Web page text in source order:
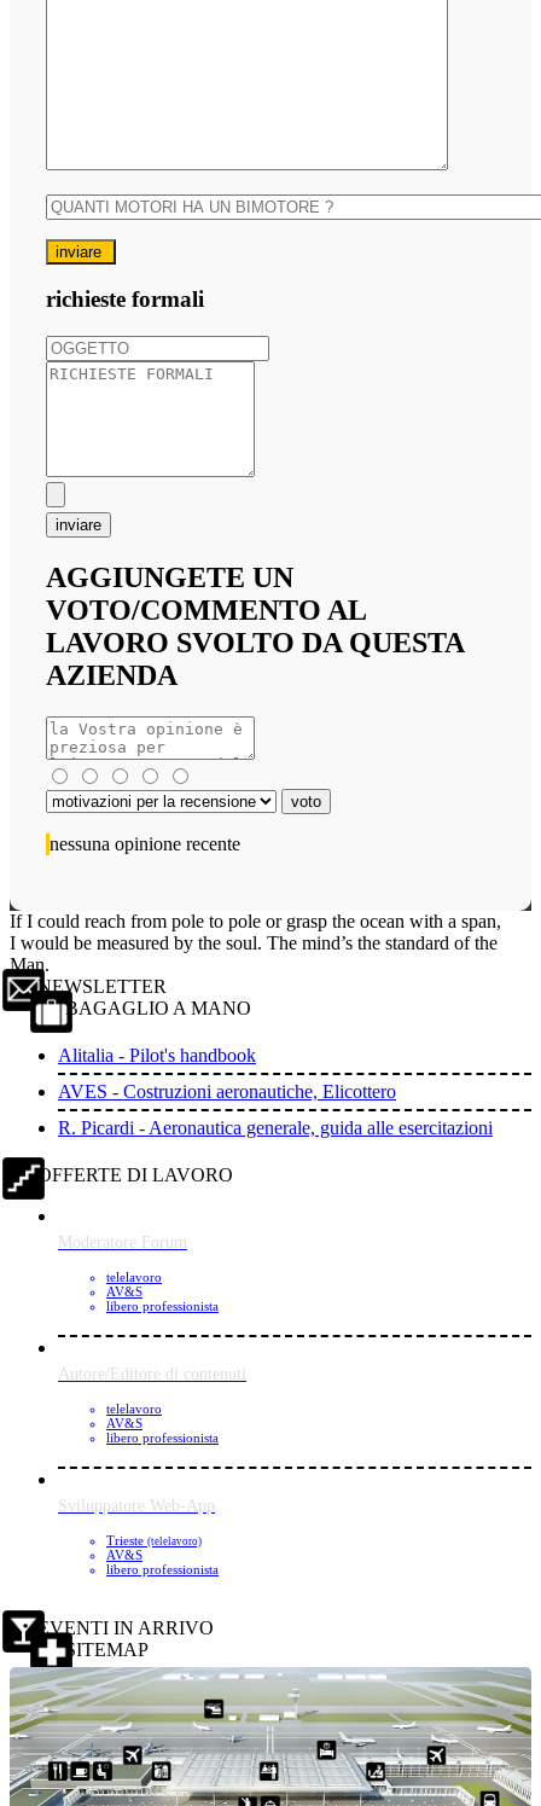
inviare
richieste formali
inviare
AGGIUNGETE UN
VOTO/COMMENTO AL
LAVORO SVOLTO DA QUESTA
AZIENDA
nessuna opinione recente
If I could reach from pole to pole or grasp the ocean with a span,
I would be measured by the soul. The mind’s the standard of the
Man.
NEWSLETTER
BAGAGLIO A MANO
Alitalia - Pilot's handbook
AVES - Costruzioni aeronautiche, Elicottero
R. Picardi - Aeronautica generale, guida alle esercitazioni
OFFERTE DI LAVORO
Moderatore Forum
telelavoro
AV&S
libero professionista
Autore/Editore di contenuti
telelavoro
AV&S
libero professionista
Sviluppatore Web-App
Trieste (telelavoro)
AV&S
libero professionista
EVENTI IN ARRIVO
SITEMAP